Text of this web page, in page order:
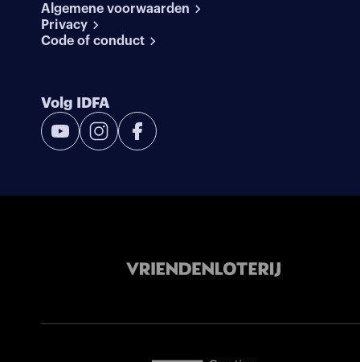
Algemene voorwaarden
Privacy
Code of conduct
Volg IDFA